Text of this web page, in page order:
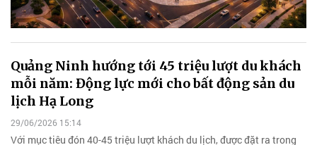
Quảng Ninh hướng tới 45 triệu lượt du khách
mỗi năm: Động lực mới cho bất động sản du
lịch Hạ Long
29/06/2026 15:14
Với mục tiêu đón 40-45 triệu lượt khách du lịch, được đặt ra trong